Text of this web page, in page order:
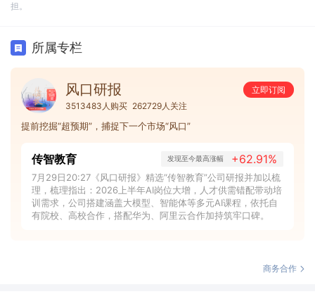
担。
所属专栏
风口研报
立即订阅
3513483人购买 262729人关注
提前挖掘“超预期”，捕捉下一个市场“风口”
传智教育 发现至今最高涨幅 +62.91%
7月29日20:27《风口研报》精选“传智教育”公司研报并加以梳
理，梳理指出：2026上半年AI岗位大增，人才供需错配带动培
训需求，公司搭建涵盖大模型、智能体等多元AI课程，依托自
有院校、高校合作，搭配华为、阿里云合作加持筑牢口碑。
商务合作